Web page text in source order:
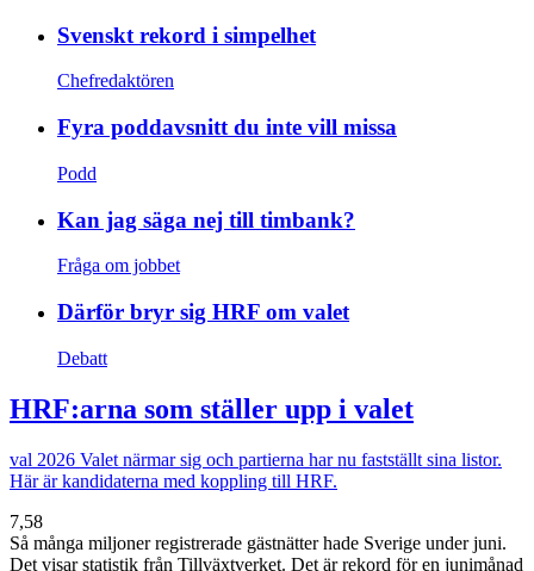
Svenskt rekord i simpelhet
Chefredaktören
Fyra poddavsnitt du inte vill missa
Podd
Kan jag säga nej till timbank?
Fråga om jobbet
Därför bryr sig HRF om valet
Debatt
HRF:arna som ställer upp i valet
val 2026 Valet närmar sig och partierna har nu fastställt sina listor.
Här är kandidaterna med koppling till HRF.
7,58
Så många miljoner registrerade gästnätter hade Sverige under juni.
Det visar statistik från Tillväxtverket. Det är rekord för en junimånad